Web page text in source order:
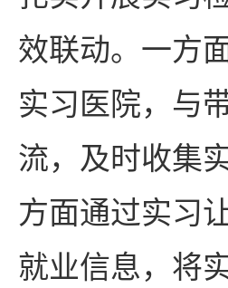
效联动。一方
实习医院，与
流，及时收集
方面通过实习
就业信息，将